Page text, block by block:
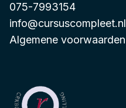
075-7993154
info@cursuscompleet.nl
Algemene voorwaarden